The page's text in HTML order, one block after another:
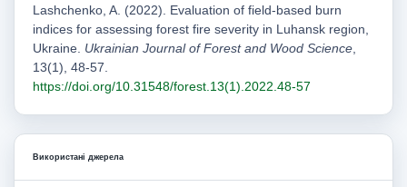
Lashchenko, A. (2022). Evaluation of field-based burn
indices for assessing forest fire severity in Luhansk region,
Ukraine. Ukrainian Journal of Forest and Wood Science,
13(1), 48-57.
https://doi.org/10.31548/forest.13(1).2022.48-57
Використані джерела